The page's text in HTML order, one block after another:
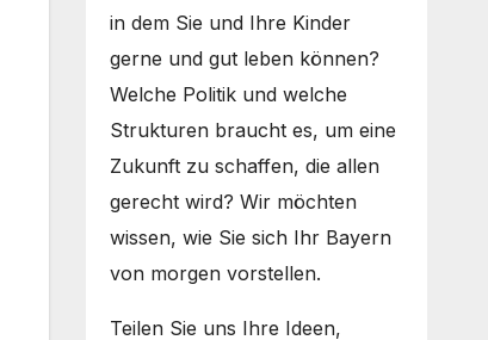
in dem Sie und Ihre Kinder
gerne und gut leben können?
Welche Politik und welche
Strukturen braucht es, um eine
Zukunft zu schaffen, die allen
gerecht wird? Wir möchten
wissen, wie Sie sich Ihr Bayern
von morgen vorstellen.
Teilen Sie uns Ihre Ideen,